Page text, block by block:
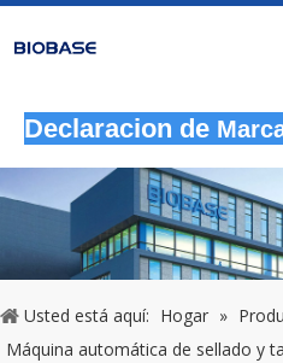
Declaracion de
Usted está aquí: Hogar »
Máquina automática de sellado y